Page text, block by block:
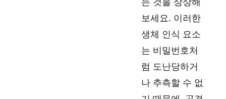
보세요. 이러한
생체 인식 요소
는 비밀번호처
럼 도난당하거
나 추측할 수 없